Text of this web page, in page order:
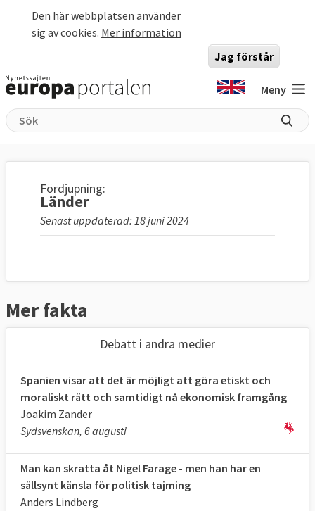
Den här webbplatsen använder
sig av cookies. Mer information
Jag förstår
Meny
Fördjupning:
Länder
Senast uppdaterad: 18 juni 2024
Mer fakta
Debatt i andra medier
Spanien visar att det är möjligt att göra etiskt och
moraliskt rätt och samtidigt nå ekonomisk framgång
Joakim Zander
Sydsvenskan, 6 augusti
Man kan skratta åt Nigel Farage - men han har en
sällsynt känsla för politisk tajming
Anders Lindberg